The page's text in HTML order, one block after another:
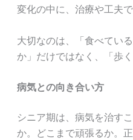
変化の中に、治療や工夫
大切なのは、「食べてい
か」だけではなく、「歩
病気との向き合い方
シニア期は、病気を治す
か。どこまで頑張るか。